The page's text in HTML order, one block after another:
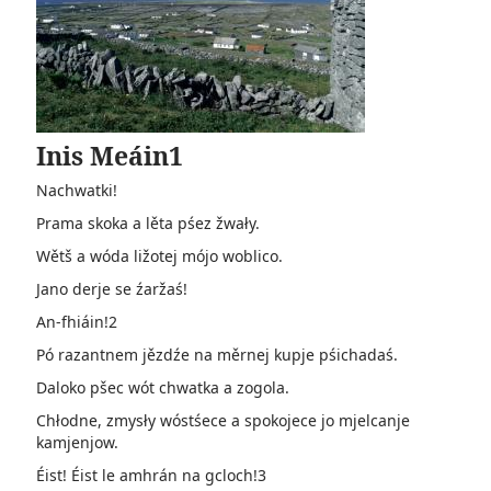
Inis Meáin1
Nachwatki!
Prama skoka a lěta pśez žwały.
Wětš a wóda ližotej mójo woblico.
Jano derje se źaržaś!
An-fhiáin!2
Pó razantnem jězdźe na měrnej kupje pśichadaś.
Daloko pšec wót chwatka a zogola.
Chłodne, zmysły wóstśece a spokojece jo mjelcanje
kamjenjow.
Éist! Éist le amhrán na gcloch!3